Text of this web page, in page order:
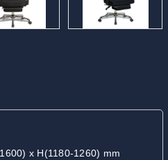
x H(1180-1260) mm